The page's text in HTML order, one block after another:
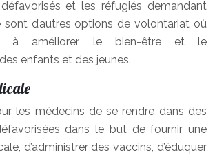
et les réfugiés demandant
sont d’autres options de volontariat où
à améliorer le bien-être et le
enfants et des jeunes.
les médecins de se rendre dans des
dans le but de fournir une
d’administrer des vaccins, d’éduquer